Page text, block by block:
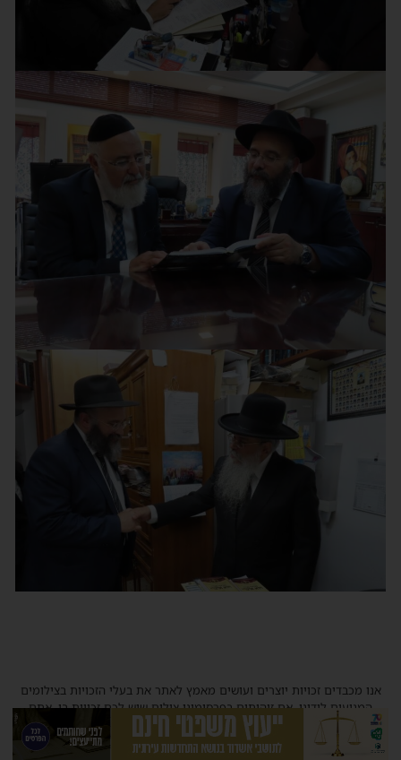
אנו מכבדים זכויות יוצרים ועושים מאמץ לאתר את בעלי הזכויות בצילומים
המגיעים לידינו. אם זיהיתים בפרסומינו צילום שיש לכם זכויות בו, אתם
רשאים לפנות אלינו ולבקש לחדול מהשימוש באמצעות כתובת המייל:
haredim.ashdod@gmail.com